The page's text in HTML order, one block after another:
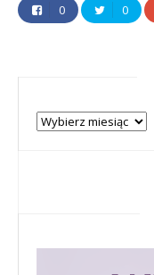
0
0
Archiwum